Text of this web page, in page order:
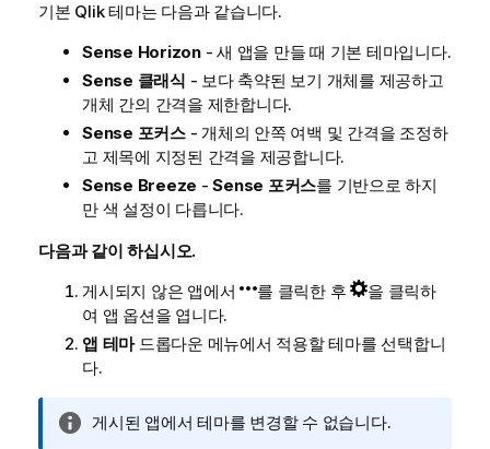
기본 Qlik테마는 다음과 같습니다.
Sense Horizon- 새 앱을 만들 때 기본 테마입니다.
Sense 클래식 - 보다 축약된 보기 개체를 제공하고
개체 간의 간격을 제한합니다.
Sense 포커스- 개체의 안쪽 여백 및 간격을 조정하
고 제목에 지정된 간격을 제공합니다.
Sense Breeze -Sense 포커스를 기반으로 하지
만 색 설정이 다릅니다.
다음과 같이 하십시오.
게시되지 않은 앱에서
를 클릭한 후
을 클릭하
여 앱 옵션을 엽니다.
앱 테마드롭다운 메뉴에서 적용할 테마를 선택합니
다.
정
게시된 앱에서 테마를 변경할 수 없습니다.